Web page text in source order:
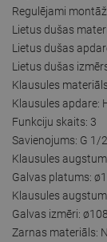
Regulējami
Lietus dušas
Lietus dušas
Lietus dušas
Klausules
Klausules apdare:
Funkciju skaits: 3
Savienojums: G 1/
Klausules
Galvas platums:
Klausules
Galvas izmēri:
Zarnas materiāls: